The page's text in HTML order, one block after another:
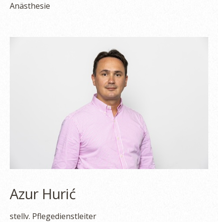
Anästhesie
Azur Hurić
stellv. Pflegedienstleiter